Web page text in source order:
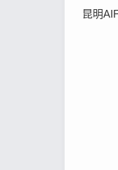
昆明